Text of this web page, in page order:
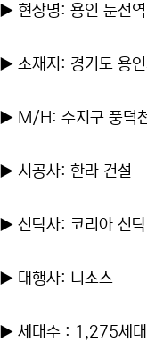
▶ 현장명: 용인 둔전
▶ 소재지: 경기도 용
▶ M/H: 수지구 풍덕
▶ 시공사: 한라 건설
▶ 신탁사: 코리아 신탁
▶ 대행사: 니소스
▶ 세대수 : 1,275세대